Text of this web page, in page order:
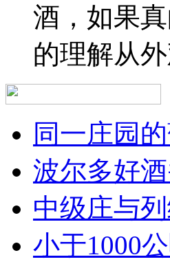
酒，如果
的理解从
同一庄园
波尔多好
中级庄与
小于1000